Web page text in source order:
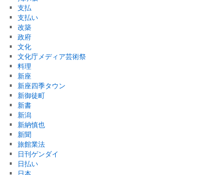
支払
支払い
改築
政府
文化
文化庁メディア芸術祭
料理
新座
新座四季タウン
新御徒町
新書
新潟
新納慎也
新聞
旅館業法
日刊ゲンダイ
日払い